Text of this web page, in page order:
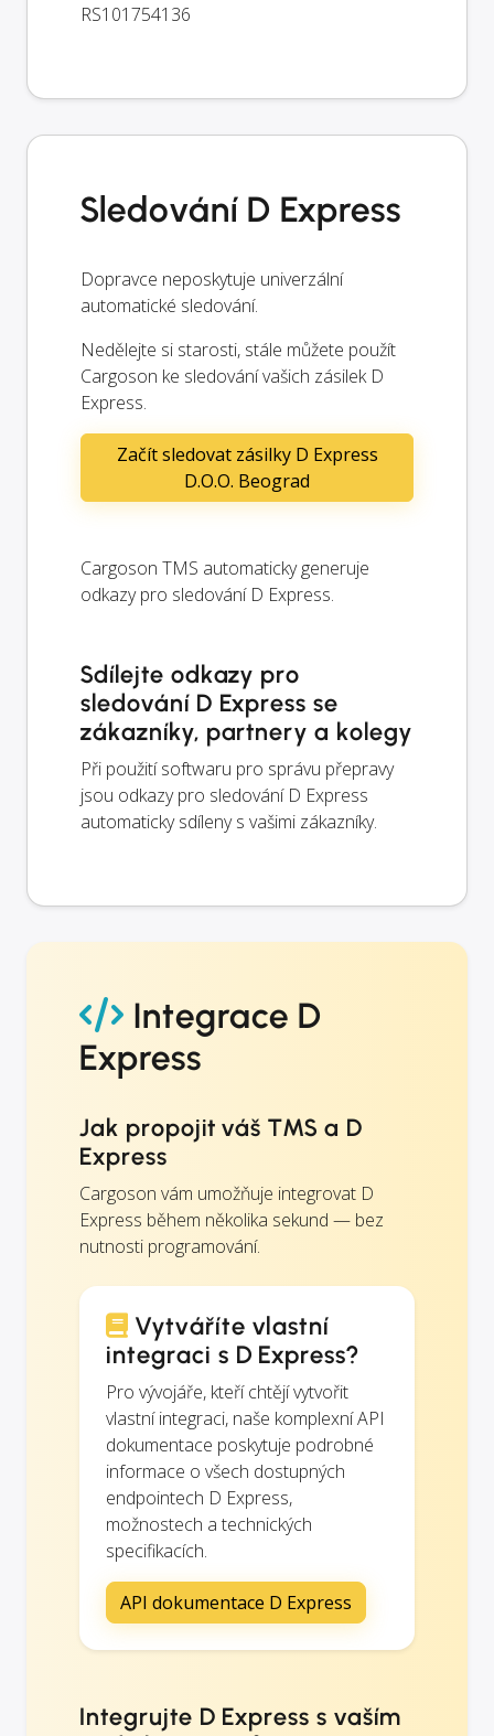
RS101754136
Sledování D Express
Dopravce neposkytuje univerzální
automatické sledování.
Nedělejte si starosti, stále můžete použít
Cargoson ke sledování vašich zásilek D
Express.
Začít sledovat zásilky D Express
D.O.O. Beograd
Cargoson TMS automaticky generuje
odkazy pro sledování D Express.
Sdílejte odkazy pro
sledování D Express se
zákazníky, partnery a kolegy
Při použití softwaru pro správu přepravy
jsou odkazy pro sledování D Express
automaticky sdíleny s vašimi zákazníky.
Integrace D
Express
Jak propojit váš TMS a D
Express
Cargoson vám umožňuje integrovat D
Express během několika sekund — bez
nutnosti programování.
Vytváříte vlastní
integraci s D Express?
Pro vývojáře, kteří chtějí vytvořit
vlastní integraci, naše komplexní API
dokumentace poskytuje podrobné
informace o všech dostupných
endpointech D Express,
možnostech a technických
specifikacích.
API dokumentace D Express
Integrujte D Express s vaším